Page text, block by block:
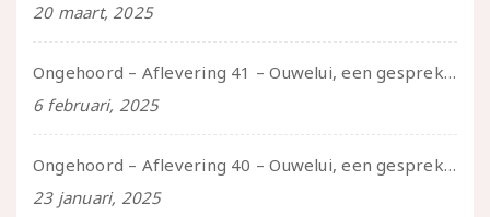
20 maart, 2025
Ongehoord – Aflevering 41 – Ouwelui, een gesprek met Marcelle over polyamorie op latere leeftijd, (mantel)zorg voor je partners en seksueel plezier.
6 februari, 2025
Ongehoord – Aflevering 40 – Ouwelui, een gesprek met Sadie Lune over vormende relaties en de geschiedenis van de queer pornobeweging
23 januari, 2025